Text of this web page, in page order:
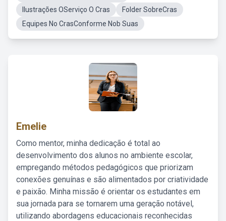
Ilustrações OServiço O Cras
Folder SobreCras
Equipes No CrasConforme Nob Suas
Emelie
Como mentor, minha dedicação é total ao
desenvolvimento dos alunos no ambiente escolar,
empregando métodos pedagógicos que priorizam
conexões genuínas e são alimentados por criatividade
e paixão. Minha missão é orientar os estudantes em
sua jornada para se tornarem uma geração notável,
utilizando abordagens educacionais reconhecidas